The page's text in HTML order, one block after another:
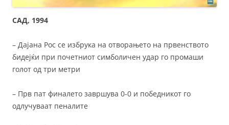
САД, 1994
– Дајана Рос се избрука на отворањето на првенството
бидејќи при почетниот симболичен удар го промаши
голот од три метри
– Прв пат финалето завршува 0-0 и победникот го
одлучуваат пеналите